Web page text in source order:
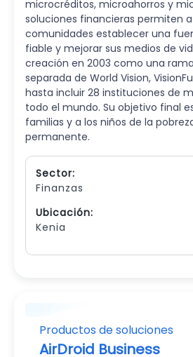
microcréditos, microahorros y
soluciones financieras permiten
comunidades establecer una
fiable y mejorar sus medios de
creación en 2003 como una
separada de World Vision,
hasta incluir 28 instituciones de
todo el mundo. Su objetivo final
familias y a los niños de la
permanente.
Sector:
Finanzas
Ubicación:
Kenia
Productos de soluciones
AirDroid Business